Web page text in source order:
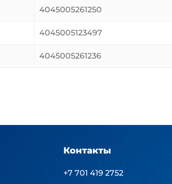
4045005261250
4045005123497
4045005261236
Контакты
+7 701 419 2752